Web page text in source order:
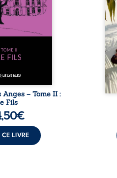
le passé
d’Anatole-
malédiction
aussi la toute-
Gauthier. Mais
cet enfant
avant qu’il ...
Anges – Tome II :
Fils
€
CE LIVRE
eux,